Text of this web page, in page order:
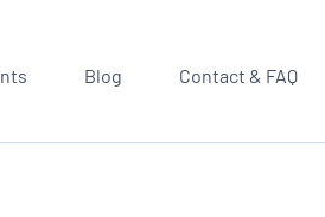
Blog Contact & FAQ